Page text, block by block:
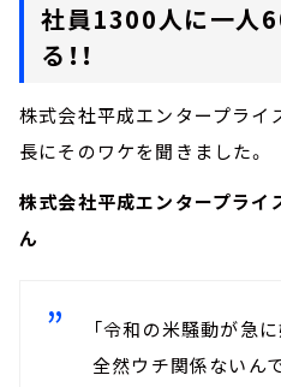
社員1300人に一人
る！！
株式会社平成エンタープライ
長にそのワケを聞きました。
株式会社平成エンタープラ
ん
「令和の米騒動が急
全然ウチ関係ないん